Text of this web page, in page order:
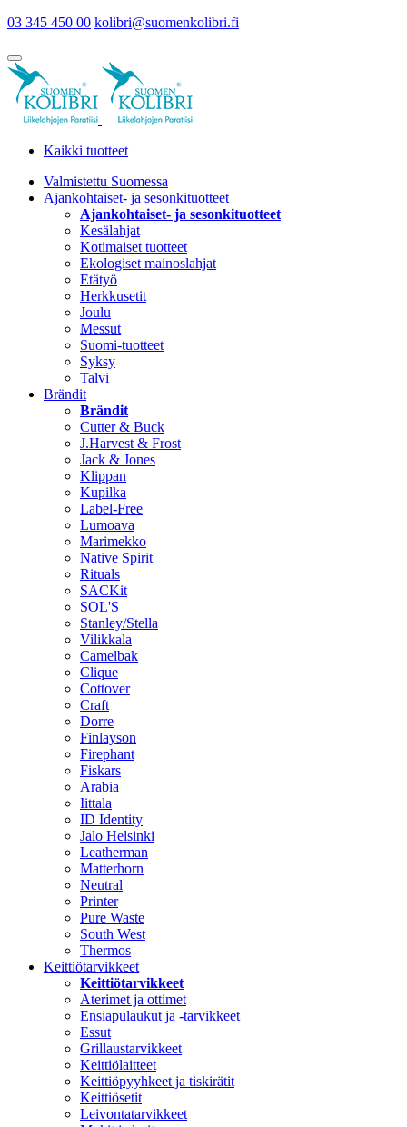
03 345 450 00 kolibri@suomenkolibri.fi
Kaikki tuotteet
Valmistettu Suomessa
Ajankohtaiset- ja sesonkituotteet
Ajankohtaiset- ja sesonkituotteet
Kesälahjat
Kotimaiset tuotteet
Ekologiset mainoslahjat
Etätyö
Herkkusetit
Joulu
Messut
Suomi-tuotteet
Syksy
Talvi
Brändit
Brändit
Cutter & Buck
J.Harvest & Frost
Jack & Jones
Klippan
Kupilka
Label-Free
Lumoava
Marimekko
Native Spirit
Rituals
SACKit
SOL'S
Stanley/Stella
Vilikkala
Camelbak
Clique
Cottover
Craft
Dorre
Finlayson
Firephant
Fiskars
Arabia
Iittala
ID Identity
Jalo Helsinki
Leatherman
Matterhorn
Neutral
Printer
Pure Waste
South West
Thermos
Keittiötarvikkeet
Keittiötarvikkeet
Aterimet ja ottimet
Ensiapulaukut ja -tarvikkeet
Essut
Grillaustarvikkeet
Keittiölaitteet
Keittiöpyyhkeet ja tiskirätit
Keittiösetit
Leivontatarvikkeet